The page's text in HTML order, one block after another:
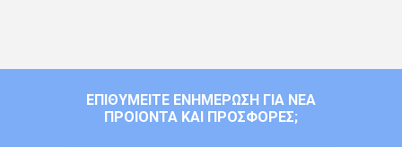
ΕΠΙΘΥΜΕΊΤΕ ΕΝΗΜΈΡΩΣΗ ΓΙΑ ΝΈΑ
ΠΡΟΙΌΝΤΑ ΚΑΙ ΠΡΟΣΦΟΡΈΣ;